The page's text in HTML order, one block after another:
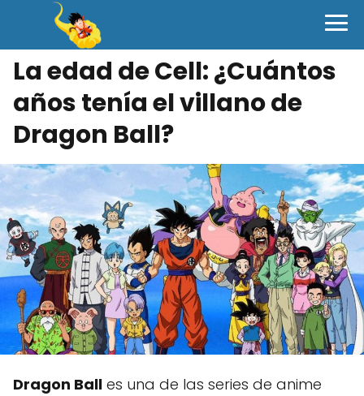
La edad de Cell: ¿Cuántos
años tenía el villano de
Dragon Ball?
Dragon Ball es una de las series de anime